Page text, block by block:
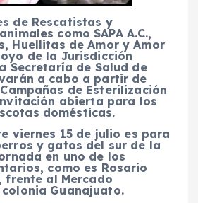
de Rescatistas y
como SAPA A.C.,
Huellitas de Amor y Amor
de la Jurisdicción
Secretaría de Salud de
a cabo a partir de
de Esterilización
abierta para los
domésticas.
viernes 15 de julio es para
y gatos del sur de la
en uno de los
como es Rosario
frente al Mercado
Guanajuato.